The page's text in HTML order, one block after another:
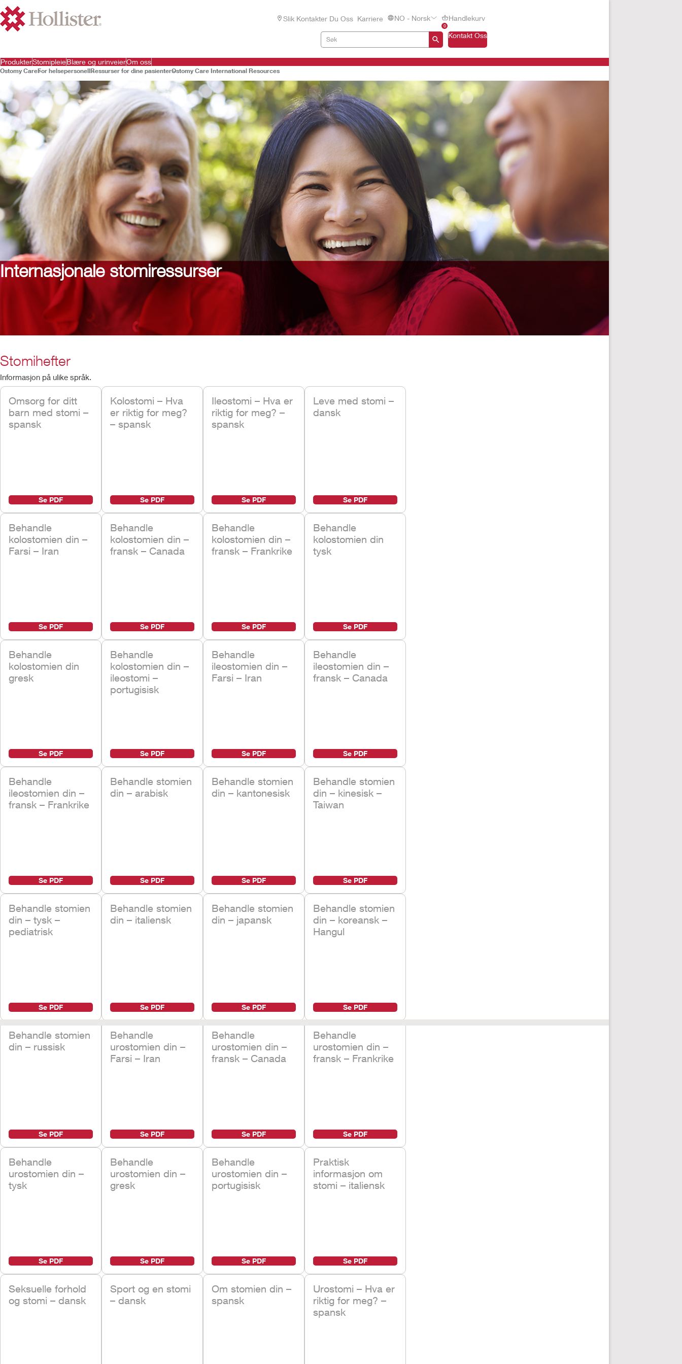
Slik Kontakter Du Oss Karriere NO - Norsk
0
Handlekurv
Kontakt Oss
ProdukterStomipleieBlære og urinveierOm oss
Ostomy CareFor helsepersonellRessurser for dine pasienterOstomy Care International Resources
Internasjonale stomiressurser
Stomihefter
Informasjon på ulike språk.
Omsorg for ditt
barn med stomi –
spansk
Se PDF
Kolostomi – Hva
er riktig for meg?
– spansk
Se PDF
Ileostomi – Hva er
riktig for meg? –
spansk
Se PDF
Leve med stomi –
dansk
Se PDF
Behandle
kolostomien din –
Farsi – Iran
Se PDF
Behandle
kolostomien din –
fransk – Canada
Se PDF
Behandle
kolostomien din –
fransk – Frankrike
Se PDF
Behandle
kolostomien din
tysk
Se PDF
Behandle
kolostomien din
gresk
Se PDF
Behandle
kolostomien din –
ileostomi –
portugisisk
Se PDF
Behandle
ileostomien din –
Farsi – Iran
Se PDF
Behandle
ileostomien din –
fransk – Canada
Se PDF
Behandle
ileostomien din –
fransk – Frankrike
Se PDF
Behandle stomien
din – arabisk
Se PDF
Behandle stomien
din – kantonesisk
Se PDF
Behandle stomien
din – kinesisk –
Taiwan
Se PDF
Behandle stomien
din – tysk –
pediatrisk
Se PDF
Behandle stomien
din – italiensk
Se PDF
Behandle stomien
din – japansk
Se PDF
Behandle stomien
din – koreansk –
Hangul
Se PDF
Behandle stomien
din – russisk
Se PDF
Behandle
urostomien din –
Farsi – Iran
Se PDF
Behandle
urostomien din –
fransk – Canada
Se PDF
Behandle
urostomien din –
fransk – Frankrike
Se PDF
Behandle
urostomien din –
tysk
Se PDF
Behandle
urostomien din –
gresk
Se PDF
Behandle
urostomien din –
portugisisk
Se PDF
Praktisk
informasjon om
stomi – italiensk
Se PDF
Seksuelle forhold
og stomi – dansk
Sport og en stomi
– dansk
Om stomien din –
spansk
Urostomi – Hva er
riktig for meg? –
spansk